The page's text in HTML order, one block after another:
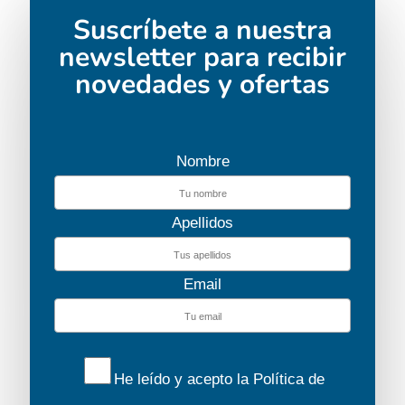
Suscríbete a nuestra
newsletter para recibir
novedades y ofertas
Nombre
Apellidos
Email
He leído y acepto la Política de